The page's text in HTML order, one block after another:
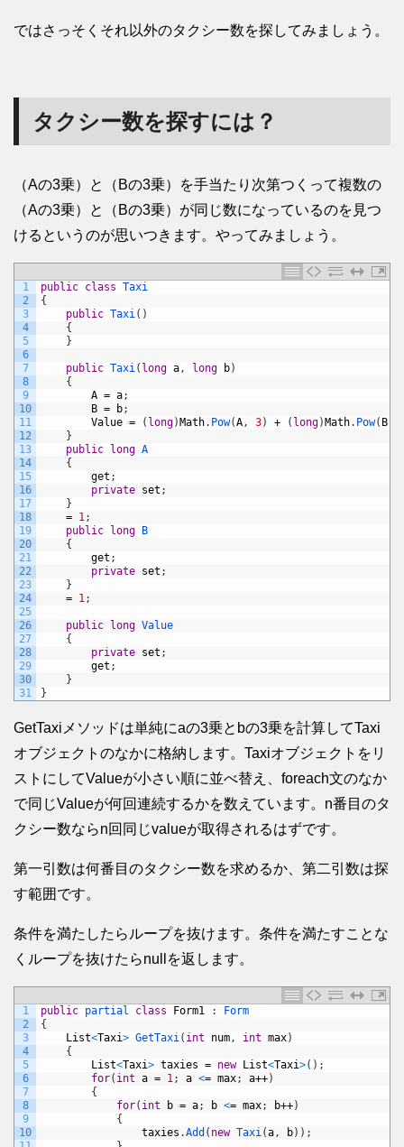
ではさっそくそれ以外のタクシー数を探してみましょう。
タクシー数を探すには？
（Aの3乗）と（Bの3乗）を手当たり次第つくって複数の
（Aの3乗）と（Bの3乗）が同じ数になっているのを見つ
けるというのが思いつきます。やってみましょう。
1
2
3
4
5
6
7
8
9
10
11
12
13
14
15
16
17
18
19
20
21
22
23
24
25
26
27
28
29
30
31
public class Taxi
{
public Taxi( )
{
}
public Taxi( long a, long b)
{
A = a;
B = b;
Value = ( long) Math. Pow(A, 3) + ( long) Math. Pow( B
}
public
long A
{
get ;
private set ;
}
= 1;
public
long
B
{
get ;
private set ;
}
= 1;
public long Value
{
private set ;
get ;
}
}
GetTaxiメソッドは単純にaの3乗とbの3乗を計算してTaxi
オブジェクトのなかに格納します。Taxiオブジェクトをリ
ストにしてValueが小さい順に並べ替え、foreach文のなか
で同じValueが何回連続するかを数えています。n番目のタ
クシー数ならn回同じvalueが取得されるはずです。
第一引数は何番目のタクシー数を求めるか、第二引数は探
す範囲です。
条件を満たしたらループを抜けます。条件を満たすことな
くループを抜けたらnullを返します。
1
2
3
4
5
6
7
8
9
10
public partial class Form1 :
Form
{
List<Taxi> GetTaxi( int num, int max)
{
List<Taxi> taxies = new List<Taxi>( ) ;
for( int a = 1; a <= max; a++)
{
for( int b = a; b <= max; b++)
{
taxies .Add ( new Taxi(a, b) ) ;